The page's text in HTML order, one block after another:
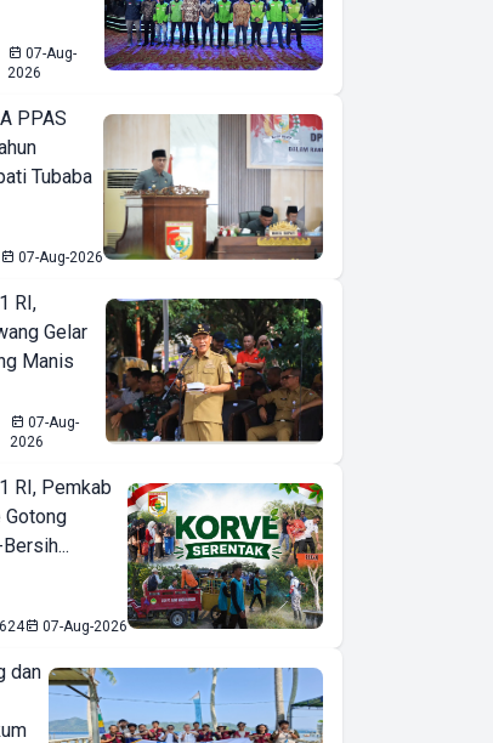
07-Aug-
2026
PPAS
Tubaba
07-Aug-2026
RI,
Gelar
Manis
07-Aug-
2026
RI, Pemkab
Gotong
624 07-Aug-2026
dan